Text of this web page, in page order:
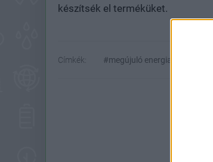
készítsék el terméküket.
Címkék: #megújuló energia